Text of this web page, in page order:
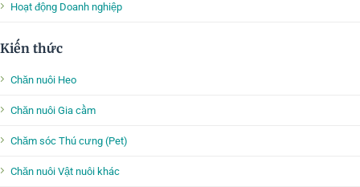
Hoạt động Doanh nghiệp
Kiến thức
Chăn nuôi Heo
Chăn nuôi Gia cầm
Chăm sóc Thú cưng (Pet)
Chăn nuôi Vật nuôi khác